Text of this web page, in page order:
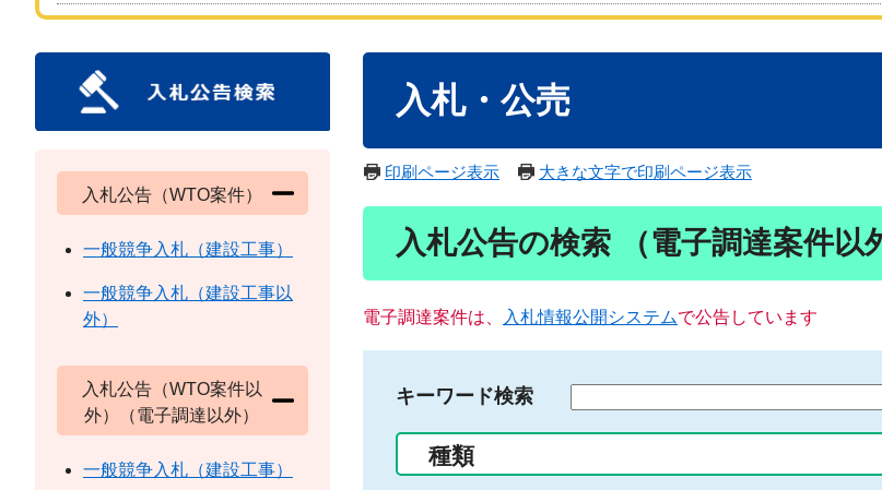
入札・公売
印刷ページ表示 大きな文字で印刷ページ表示
入札公告の検索 （電子調達案件以
電子調達案件は、 入札情報公開システムで公告しています
キーワード検索
る
種類
入札公告（WTO案件）
一般競争入札（建設工事）
一般競争入札（建設工事以
外）
入札公告（WTO案件以
外）（電子調達以外）
一般競争入札（建設工事）